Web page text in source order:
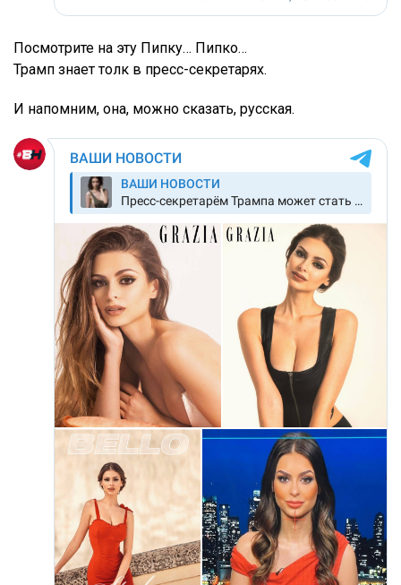
Посмотрите на эту Пипку… Пипко…
Трамп знает толк в пресс-секретарях.
И напомним, она, можно сказать, русская.